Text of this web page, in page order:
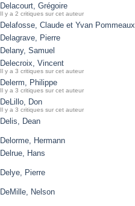
Delacourt, Grégoire
Il y a 2 critiques sur cet auteur
Delafosse, Claude et Yvan Pommeaux
Delagrave, Pierre
Delany, Samuel
Delecroix, Vincent
Il y a 3 critiques sur cet auteur
Delerm, Philippe
Il y a 3 critiques sur cet auteur
DeLillo, Don
Il y a 3 critiques sur cet auteur
Delis, Dean
Delorme, Hermann
Delrue, Hans
Delye, Pierre
DeMille, Nelson